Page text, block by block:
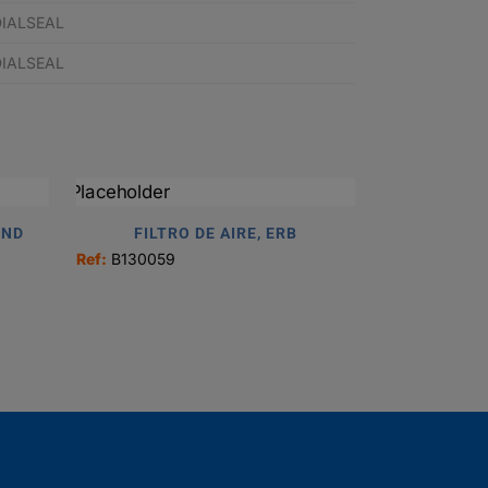
FILTRO DE AIRE, ERB
Ref: B130059